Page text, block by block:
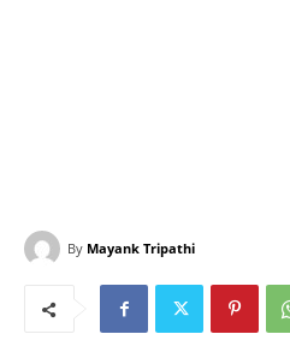
By Mayank Tripathi